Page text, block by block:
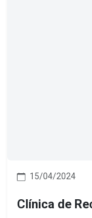
15/04/2024
Clínica de